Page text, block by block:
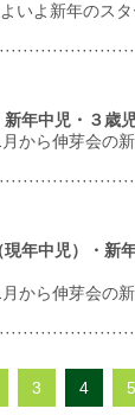
いよ新年のス
年中児・３
から伸芽会の
現年中児）・
から伸芽会の
3 4 5